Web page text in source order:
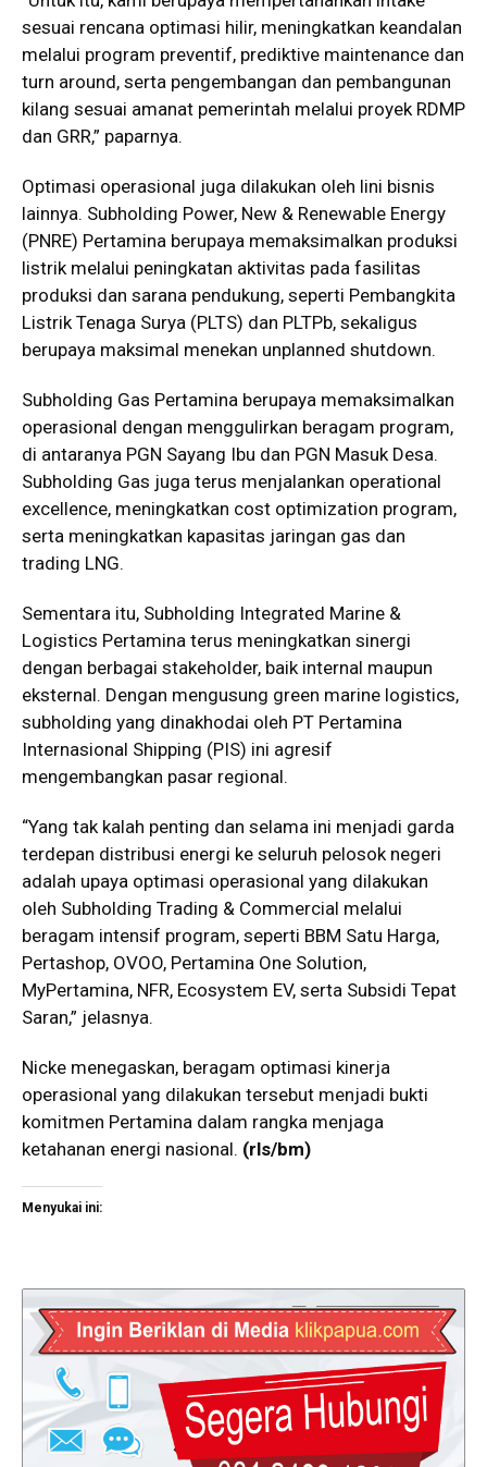
sesuai rencana optimasi hilir, meningkatkan keandalan
melalui program preventif, prediktive maintenance dan
turn around, serta pengembangan dan pembangunan
kilang sesuai amanat pemerintah melalui proyek RDMP
dan GRR,” paparnya.
Optimasi operasional juga dilakukan oleh lini bisnis
lainnya. Subholding Power, New & Renewable Energy
(PNRE) Pertamina berupaya memaksimalkan produksi
listrik melalui peningkatan aktivitas pada fasilitas
produksi dan sarana pendukung, seperti Pembangkita
Listrik Tenaga Surya (PLTS) dan PLTPb, sekaligus
berupaya maksimal menekan unplanned shutdown.
Subholding Gas Pertamina berupaya memaksimalkan
operasional dengan menggulirkan beragam program,
di antaranya PGN Sayang Ibu dan PGN Masuk Desa.
Subholding Gas juga terus menjalankan operational
excellence, meningkatkan cost optimization program,
serta meningkatkan kapasitas jaringan gas dan
trading LNG.
Sementara itu, Subholding Integrated Marine &
Logistics Pertamina terus meningkatkan sinergi
dengan berbagai stakeholder, baik internal maupun
eksternal. Dengan mengusung green marine logistics,
subholding yang dinakhodai oleh PT Pertamina
Internasional Shipping (PIS) ini agresif
mengembangkan pasar regional.
“Yang tak kalah penting dan selama ini menjadi garda
terdepan distribusi energi ke seluruh pelosok negeri
adalah upaya optimasi operasional yang dilakukan
oleh Subholding Trading & Commercial melalui
beragam intensif program, seperti BBM Satu Harga,
Pertashop, OVOO, Pertamina One Solution,
MyPertamina, NFR, Ecosystem EV, serta Subsidi Tepat
Saran,” jelasnya.
Nicke menegaskan, beragam optimasi kinerja
operasional yang dilakukan tersebut menjadi bukti
komitmen Pertamina dalam rangka menjaga
ketahanan energi nasional. (rls/bm)
Menyukai ini: